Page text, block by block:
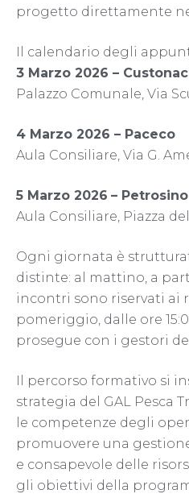
progetto direttamente
Il calendario degli
3 Marzo 2026 –
Palazzo Comunale, Via
4 Marzo 2026 – Paceco
Aula Consiliare, Via G.
5 Marzo 2026 – Petrosino
Aula Consiliare, Piazza
Ogni giornata è
distinte: al mattino, a
incontri sono riservati ai
pomeriggio, dalle ore
prosegue con i gestori
Il percorso formativo si
strategia del GAL Pesca
le competenze degli
promuovere una
e consapevole delle
gli obiettivi della